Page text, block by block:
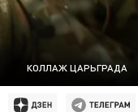
КОЛЛАЖ ЦАРЬГРАДА